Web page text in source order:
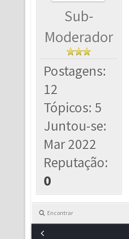
Sub-
Moderador
Postagens:
12
Tópicos: 5
Juntou-se:
Mar 2022
Reputação:
0
Encontrar